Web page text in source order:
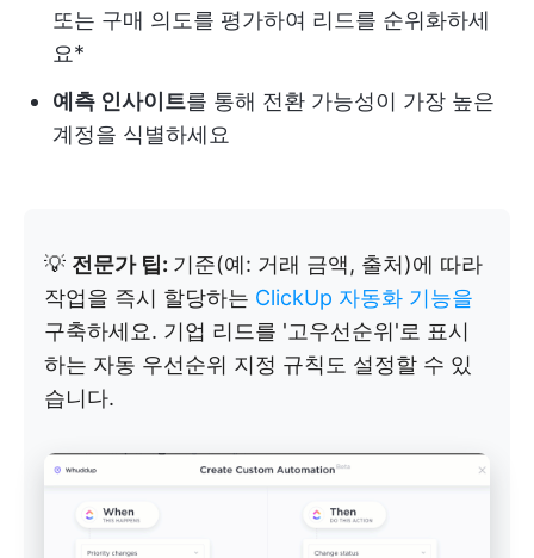
또는 구매 의도를 평가하여 리드를 순위화하세
요*
예측 인사이트를 통해 전환 가능성이 가장 높은
계정을 식별하세요
💡 전문가 팁: 기준(예: 거래 금액, 출처)에 따라
작업을 즉시 할당하는 ClickUp 자동화 기능을
구축하세요. 기업 리드를 '고우선순위'로 표시
하는 자동 우선순위 지정 규칙도 설정할 수 있
습니다.